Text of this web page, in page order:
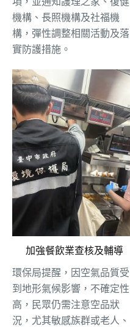
機構、長照機構及社福機
構，彈性調整相關活動及落
實防護措施。
加強餐飲業查核及輔導
環保局提醒，因空氣品質受
到地形氣候影響，不確定性
高，民眾仍需注意空品狀
況，尤其敏感族群或老人、